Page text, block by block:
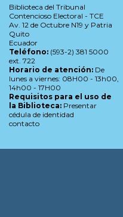
Biblioteca del Tribunal
Contencioso Electoral - TCE
Av. 12 de Octubre N19 y Patria
Quito
Ecuador
Teléfono: (593-2) 381 5000
ext. 722
Horario de atención: De
lunes a viernes: 08H00 - 13h00,
14h00 - 17H00
Requisitos para el uso de
la Biblioteca: Presentar
cédula de identidad
contacto